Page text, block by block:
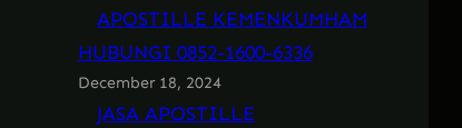
APOSTILLE KEMENKUMHAM
HUBUNGI 0852-1600-6336
December 18, 2024
JASA APOSTILLE